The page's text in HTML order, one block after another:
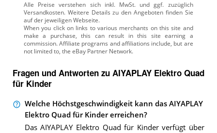
Alle Preise verstehen sich inkl. MwSt. und ggf. zuzüglich
Versandkosten. Weitere Details zu den Angeboten finden Sie
auf der jeweiligen Webseite.
Fragen und Antworten zu AIYAPLAY Elektro Quad
für Kinder
Welche Höchstgeschwindigkeit kann das AIYAPLAY
Elektro Quad für Kinder erreichen?
Das AIYAPLAY Elektro Quad für Kinder verfügt über